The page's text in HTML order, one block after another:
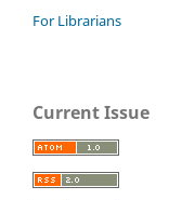
For Librarians
Current Issue